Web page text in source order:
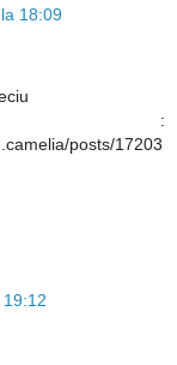
18:09
:
posts/17203